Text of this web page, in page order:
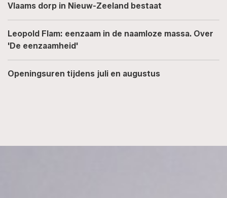
Vlaams dorp in Nieuw-Zeeland bestaat
Leopold Flam: eenzaam in de naamloze massa. Over
'De eenzaamheid'
Openingsuren tijdens juli en augustus